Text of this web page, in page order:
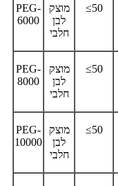
PEG-
6000
מוצק
לבן
חלבי
≤50
PEG-
8000
מוצק
לבן
חלבי
≤50
PEG-
10000
מוצק
לבן
חלבי
≤50